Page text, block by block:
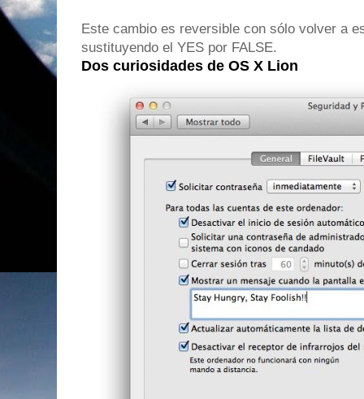
Este cambio es reversible con sólo volver a
sustituyendo el YES por FALSE.
Dos curiosidades de OS X Lion